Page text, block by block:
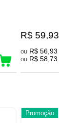
R$ 59,93
ou R$ 56,93
ou R$ 58,73
Promoção